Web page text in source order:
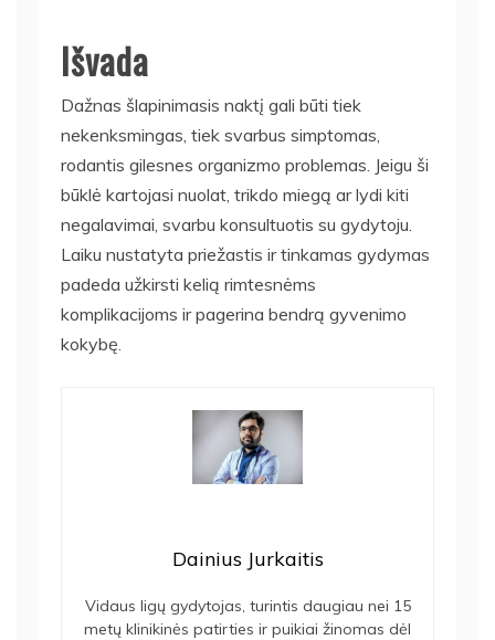
Išvada
Dažnas šlapinimasis naktį gali būti tiek
nekenksmingas, tiek svarbus simptomas,
rodantis gilesnes organizmo problemas. Jeigu ši
būklė kartojasi nuolat, trikdo miegą ar lydi kiti
negalavimai, svarbu konsultuotis su gydytoju.
Laiku nustatyta priežastis ir tinkamas gydymas
padeda užkirsti kelią rimtesnėms
komplikacijoms ir pagerina bendrą gyvenimo
kokybę.
Dainius Jurkaitis
Vidaus ligų gydytojas, turintis daugiau nei 15
metų klinikinės patirties ir puikiai žinomas dėl